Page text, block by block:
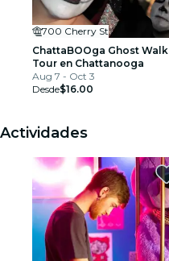
700 Cherry St
ChattaBOOga Ghost Walk
Tour en Chattanooga
Aug 7 - Oct 3
Desde$16.00
Actividades